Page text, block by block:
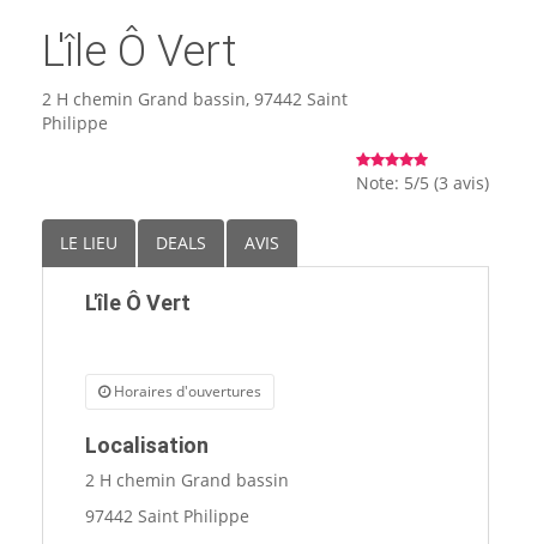
🎈 Événements
L'île Ô Vert
2 H chemin Grand bassin, 97442 Saint
Philippe
Note: 5/5 (3 avis)
LE LIEU DEALS AVIS
L'île Ô Vert
Horaires d'ouvertures
Localisation
2 H chemin Grand bassin
97442 Saint Philippe